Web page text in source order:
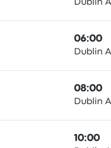
Dublin
06:00
Dublin
08:00
Dublin
10:00